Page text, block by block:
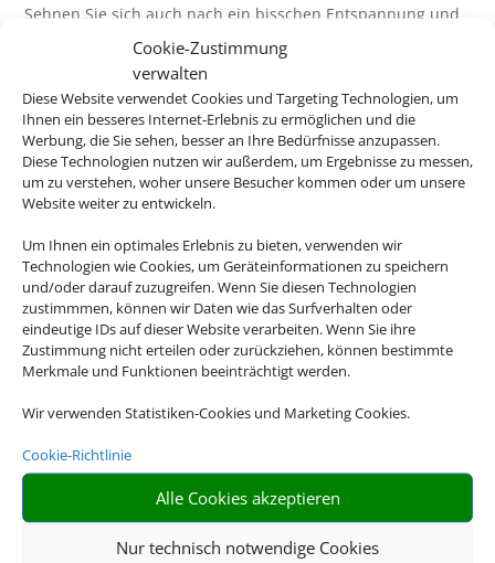
Cookie-Zustimmung
verwalten
Diese Website verwendet Cookies und Targeting Technologien, um
Ihnen ein besseres Internet-Erlebnis zu ermöglichen und die
Werbung, die Sie sehen, besser an Ihre Bedürfnisse anzupassen.
Diese Technologien nutzen wir außerdem, um Ergebnisse zu messen,
um zu verstehen, woher unsere Besucher kommen oder um unsere
Website weiter zu entwickeln.
Um Ihnen ein optimales Erlebnis zu bieten, verwenden wir
Technologien wie Cookies, um Geräteinformationen zu speichern
und/oder darauf zuzugreifen. Wenn Sie diesen Technologien
zustimmmen, können wir Daten wie das Surfverhalten oder
eindeutige IDs auf dieser Website verarbeiten. Wenn Sie ihre
Zustimmung nicht erteilen oder zurückziehen, können bestimmte
Merkmale und Funktionen beeinträchtigt werden.
Wir verwenden Statistiken-Cookies und Marketing Cookies.
Cookie-Richtlinie
Alle Cookies akzeptieren
Nur technisch notwendige Cookies
Sehnen Sie sich auch nach ein bisschen Entspannung und
Abwechslung? Wir bringen Sie an die schönsten
Urlaubsziele der Welt – und das zu einem attraktiven Preis.
Buchen Sie jetzt Ihre perfekte Reise!
Z
Sicherheit
Bei einer Pauschalreise sind Sie in sämtlichen Belangen
abgesichert, beispielsweise bei Flugverspätungen oder
Reisewarnungen – ein klarer Vorteil!
Z
Beruhigt verreisen
Mit professionellen Hygienekonzepten und
Schutzmaßnahmen der Reiseveranstalter vor Ort steht Ihr
entspannter Urlaub im Mittelpunkt.